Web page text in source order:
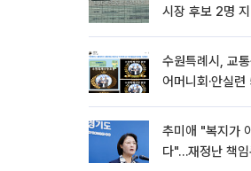
시장 후보 2명
수원특례시, 교
어머니회·안실
추미애 "복지가
다"…재정난 책